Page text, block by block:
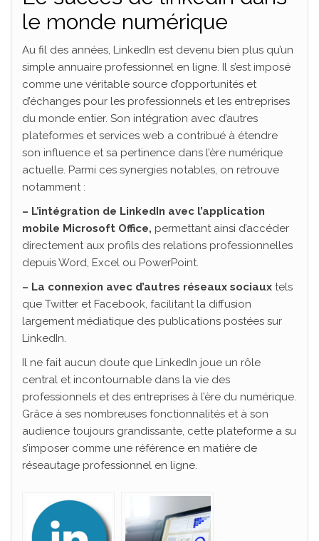
le monde numérique
Au fil des années, LinkedIn est devenu bien plus qu’un
simple annuaire professionnel en ligne. Il s’est imposé
comme une véritable source d’opportunités et
d’échanges pour les professionnels et les entreprises
du monde entier. Son intégration avec d’autres
plateformes et services web a contribué à étendre
son influence et sa pertinence dans l’ère numérique
actuelle. Parmi ces synergies notables, on retrouve
notamment :
– L’intégration de LinkedIn avec l’application
mobile Microsoft Office, permettant ainsi d’accéder
directement aux profils des relations professionnelles
depuis Word, Excel ou PowerPoint.
– La connexion avec d’autres réseaux sociaux tels
que Twitter et Facebook, facilitant la diffusion
largement médiatique des publications postées sur
LinkedIn.
Il ne fait aucun doute que LinkedIn joue un rôle
central et incontournable dans la vie des
professionnels et des entreprises à l’ère du numérique.
Grâce à ses nombreuses fonctionnalités et à son
audience toujours grandissante, cette plateforme a su
s’imposer comme une référence en matière de
réseautage professionnel en ligne.